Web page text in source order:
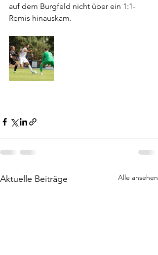
auf dem Burgfeld nicht über ein 1:1-
Remis hinauskam.
Aktuelle Beiträge Alle ansehen